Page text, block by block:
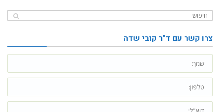
צרו קשר עם ד"ר קובי שדה